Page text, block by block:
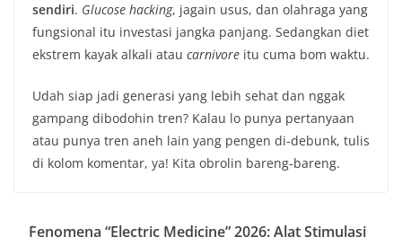
sendiri. Glucose hacking, jagain usus, dan olahraga yang
fungsional itu investasi jangka panjang. Sedangkan diet
ekstrem kayak alkali atau carnivore itu cuma bom waktu.
Udah siap jadi generasi yang lebih sehat dan nggak
gampang dibodohin tren? Kalau lo punya pertanyaan
atau punya tren aneh lain yang pengen di-debunk, tulis
di kolom komentar, ya! Kita obrolin bareng-bareng.
Fenomena “Electric Medicine” 2026: Alat Stimulasi